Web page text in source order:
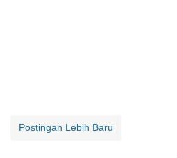
Postingan Lebih Baru